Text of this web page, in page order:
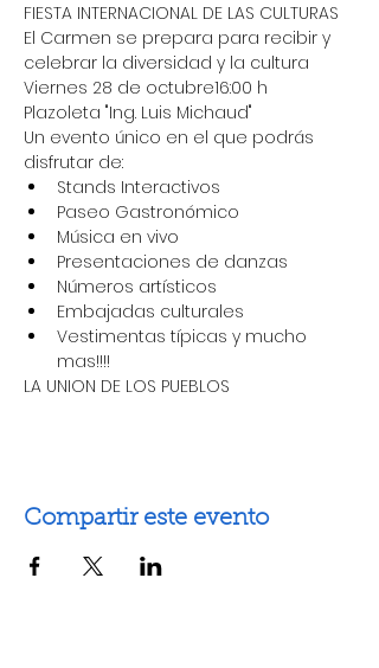
FIESTA INTERNACIONAL DE LAS CULTURAS
El Carmen se prepara para recibir y
celebrar la diversidad y la cultura
Viernes 28 de octubre16:00 h
Plazoleta "Ing. Luis Michaud"
Un evento único en el que podrás
disfrutar de:
Stands Interactivos
Paseo Gastronómico
Música en vivo
Presentaciones de danzas
Números artísticos
Embajadas culturales
Vestimentas típicas y mucho
mas!!!!
LA UNION DE LOS PUEBLOS
Compartir este evento